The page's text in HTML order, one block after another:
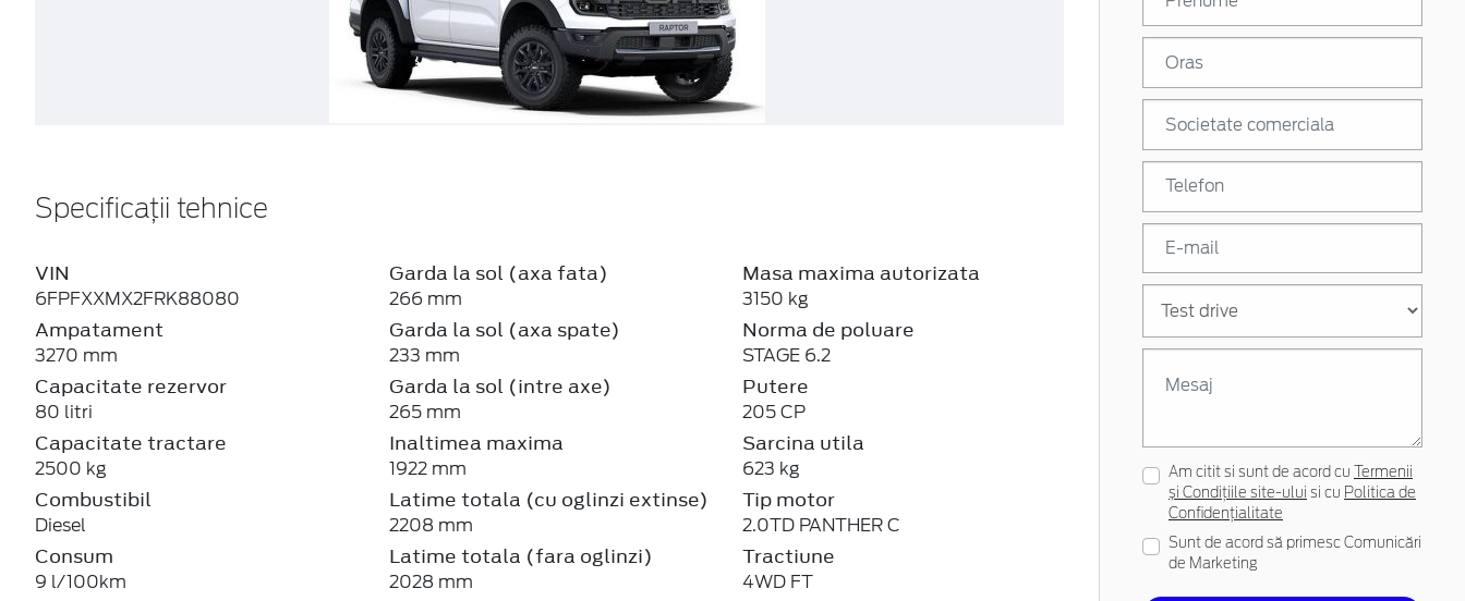
Specificații tehnice
VIN
6FPFXXMX2FRK88080
Ampatament
3270 mm
Capacitate rezervor
80 litri
Capacitate tractare
2500 kg
Combustibil
Diesel
Consum
9 l/100km
Garda la sol (axa fata)
266 mm
Garda la sol (axa spate)
233 mm
Garda la sol (intre axe)
265 mm
Inaltimea maxima
1922 mm
Latime totala (cu oglinzi extinse)
2208 mm
Latime totala (fara oglinzi)
2028 mm
Masa maxima autorizata
3150 kg
Norma de poluare
STAGE 6.2
Putere
205 CP
Sarcina utila
623 kg
Tip motor
2.0TD PANTHER C
Tractiune
4WD FT
Am citit si sunt de acord cu
Termenii
și Condițiile site-ului si cu Politica de
Confidențialitate
Sunt de acord să primesc Comunicări
de Marketing